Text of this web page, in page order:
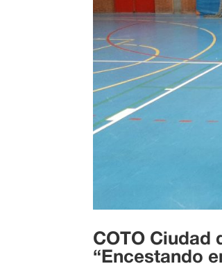
COTO Ciudad
“Encestando